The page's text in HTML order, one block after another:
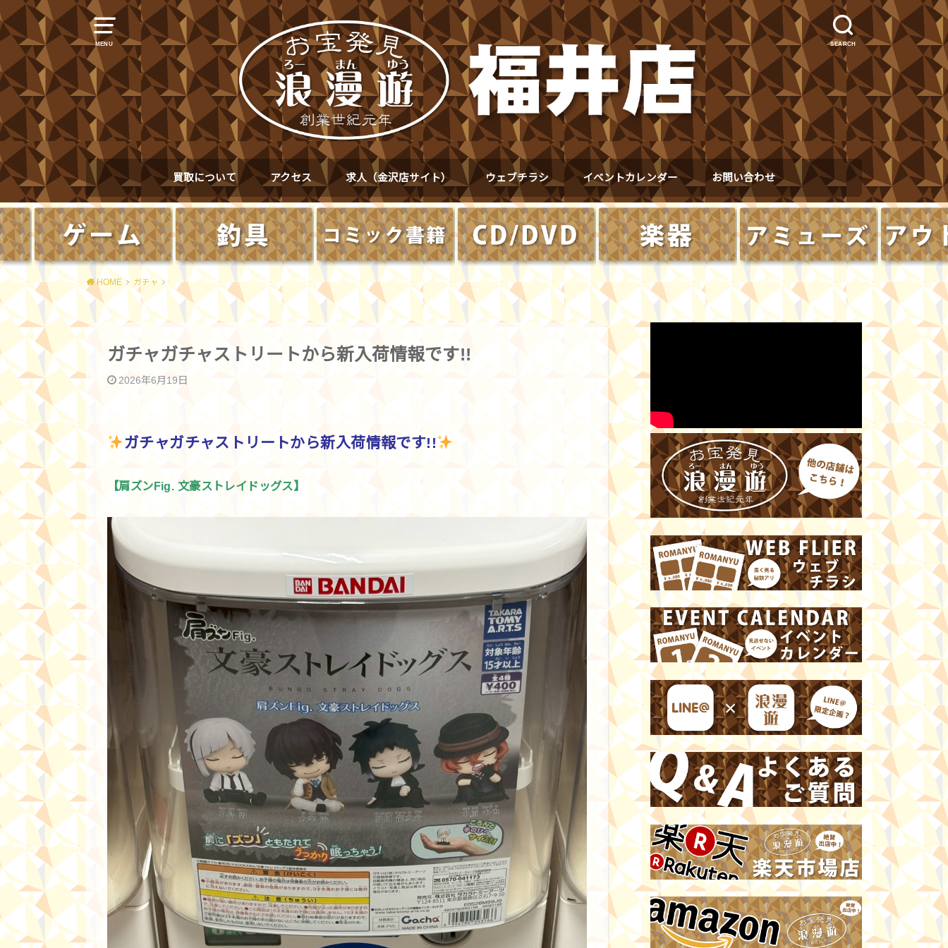
MENU SEARCH
買取について アクセス 求人（金沢店サイト） ウェブチラシ イベントカレンダー お問い合わせ
HOME ガチャ
ガチャガチャストリートから新入荷情報です!!
2026年6月19日
ガチャガチャストリートから新入荷情報です!!
【肩ズンFig. 文豪ストレイドッグス】